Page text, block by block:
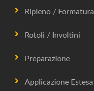
Ripieno / Formatura
Rotoli / Involtini
Preparazione
Applicazione Estesa